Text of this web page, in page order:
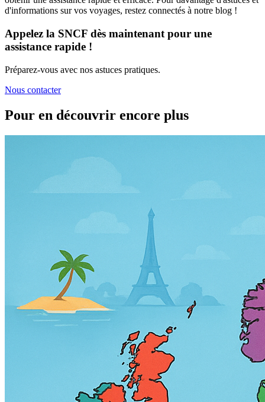
d'informations sur vos voyages, restez connectés à notre blog !
Appelez la SNCF dès maintenant pour une
assistance rapide !
Préparez-vous avec nos astuces pratiques.
Nous contacter
Pour en découvrir encore plus